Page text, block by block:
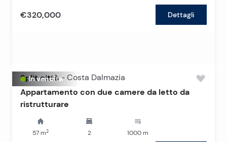
€320,000 Dettagli
In vendita
Split città - Costa Dalmazia
Appartamento con due camere da letto da
ristrutturare
57 m2 2 1000 m